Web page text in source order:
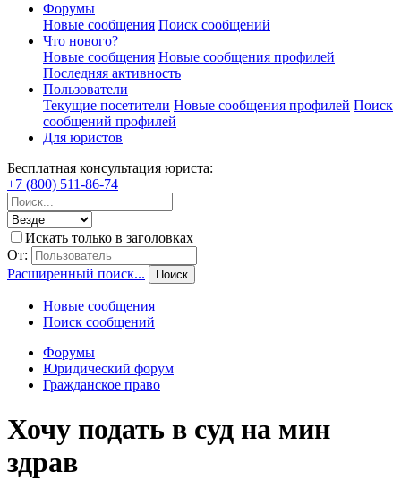
Форумы
Новые сообщения Поиск сообщений
Что нового?
Новые сообщения Новые сообщения профилей
Последняя активность
Пользователи
Текущие посетители Новые сообщения профилей Поиск
сообщений профилей
Для юристов
Бесплатная консультация юриста:
+7 (800) 511-86-74
Искать только в заголовках
От:
Расширенный поиск...
Поиск
Новые сообщения
Поиск сообщений
Форумы
Юридический форум
Гражданское право
Хочу подать в суд на мин
здрав